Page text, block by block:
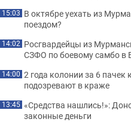
15:03 В октябре уехать из
поездом?
14:02 Росгвардейцы из
СЗФО по боевому самбо в
14:00 2 года колонии за 6
подозревают в краже
13:45 «Средства нашлись!»:
законные деньги